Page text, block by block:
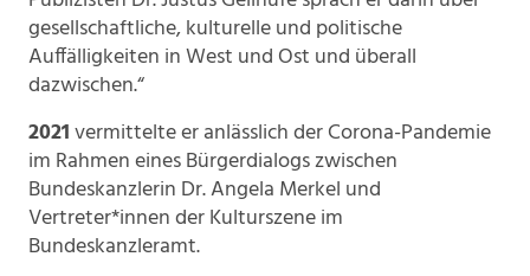
gesellschaftliche, kulturelle und politische
Auffälligkeiten in West und Ost und überall
dazwischen.“
2021vermittelte er anlässlich der Corona-Pandemie
im Rahmen eines Bürgerdialogs zwischen
Bundeskanzlerin Dr. Angela Merkel und
Vertreter*innen der Kulturszene im
Bundeskanzleramt.